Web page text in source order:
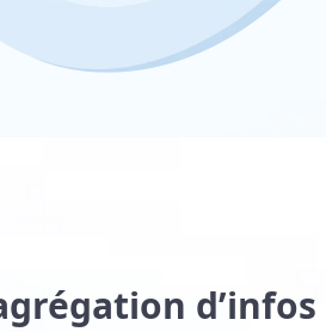
d’infos